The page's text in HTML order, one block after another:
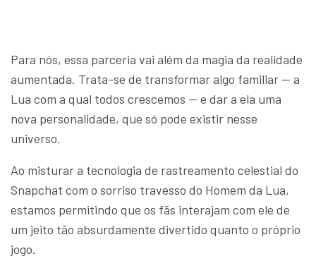
Para nós, essa parceria vai além da magia da realidade
aumentada. Trata-se de transformar algo familiar — a
Lua com a qual todos crescemos — e dar a ela uma
nova personalidade, que só pode existir nesse
universo.
Ao misturar a tecnologia de rastreamento celestial do
Snapchat com o sorriso travesso do Homem da Lua,
estamos permitindo que os fãs interajam com ele de
um jeito tão absurdamente divertido quanto o próprio
jogo.